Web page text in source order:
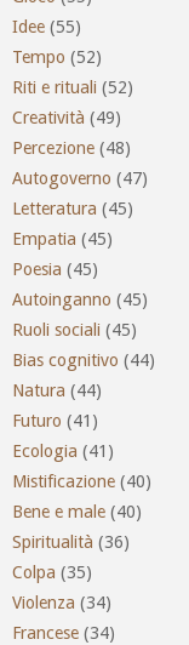
Idee (55)
Tempo (52)
Riti e rituali (52)
Creatività (49)
Percezione (48)
Autogoverno (47)
Letteratura (45)
Empatia (45)
Poesia (45)
Autoinganno (45)
Ruoli sociali (45)
Bias cognitivo (44)
Natura (44)
Futuro (41)
Ecologia (41)
Mistificazione (40)
Bene e male (40)
Spiritualità (36)
Colpa (35)
Violenza (34)
Francese (34)